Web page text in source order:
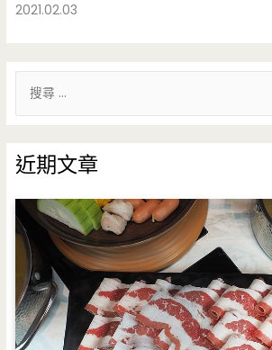
2021.02.03
鍵
字
:
近期文章